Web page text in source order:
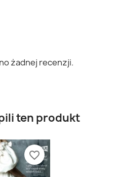
żadnej recenzji.
ten produkt
favorite_border